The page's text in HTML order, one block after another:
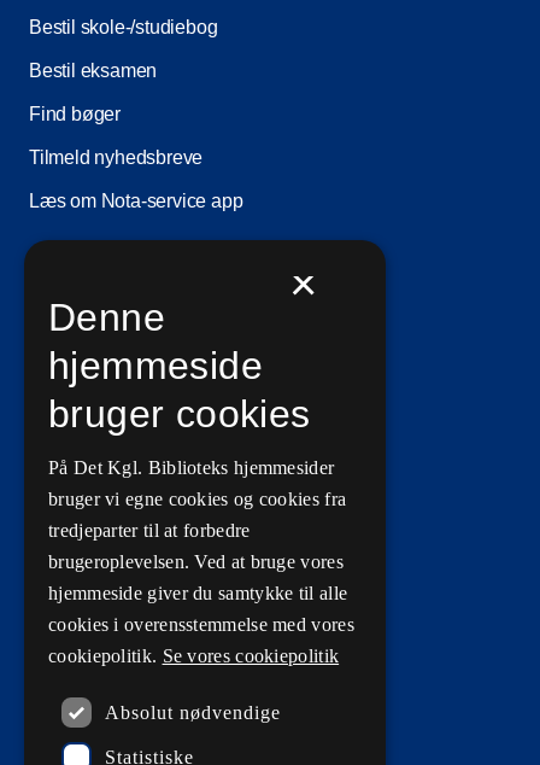
Bestil skole-/studiebog
Bestil eksamen
Find bøger
Tilmeld nyhedsbreve
Læs om Nota-service app
Information
Ledige stillinger
Vilkår for brug
Privatlivs- og persondatapolitik
Tilgængelighedserklæringer
Driftsstatus
Cookieindstillinger
Kontaktinformationer
×
Denne
hjemmeside
bruger cookies
På Det Kgl. Biblioteks hjemmesider
bruger vi egne cookies og cookies fra
tredjeparter til at forbedre
brugeroplevelsen. Ved at bruge vores
hjemmeside giver du samtykke til alle
cookies i overensstemmelse med vores
cookiepolitik. Se vores cookiepolitik
Absolut nødvendige
Statistiske